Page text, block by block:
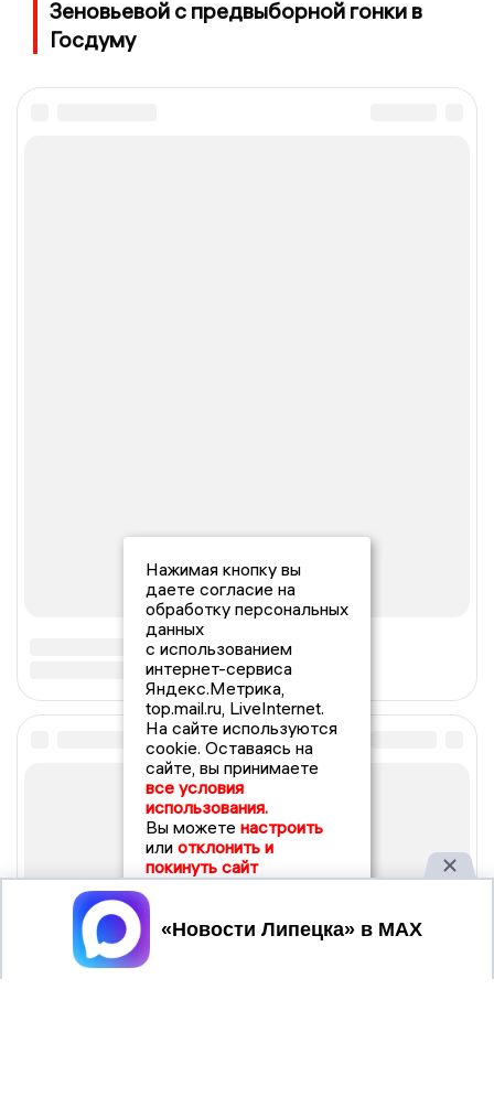
Зеновьевой с предвыборной гонки в
Госдуму
Нажимая кнопку вы
даете согласие на
обработку персональных
данных
с использованием
интернет-сервиса
Яндекс.Метрика,
top.mail.ru, LiveInternet.
На сайте используются
cookie. Оставаясь на
сайте, вы принимаете
все условия
использования.
Вы можете настроить
или отклонить и
покинуть сайт
Принять